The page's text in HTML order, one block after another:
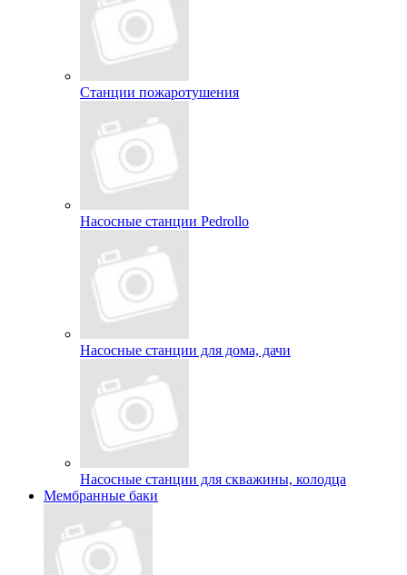
Станции пожаротушения
Насосные станции Pedrollo
Насосные станции для дома, дачи
Насосные станции для скважины, колодца
Мембранные баки